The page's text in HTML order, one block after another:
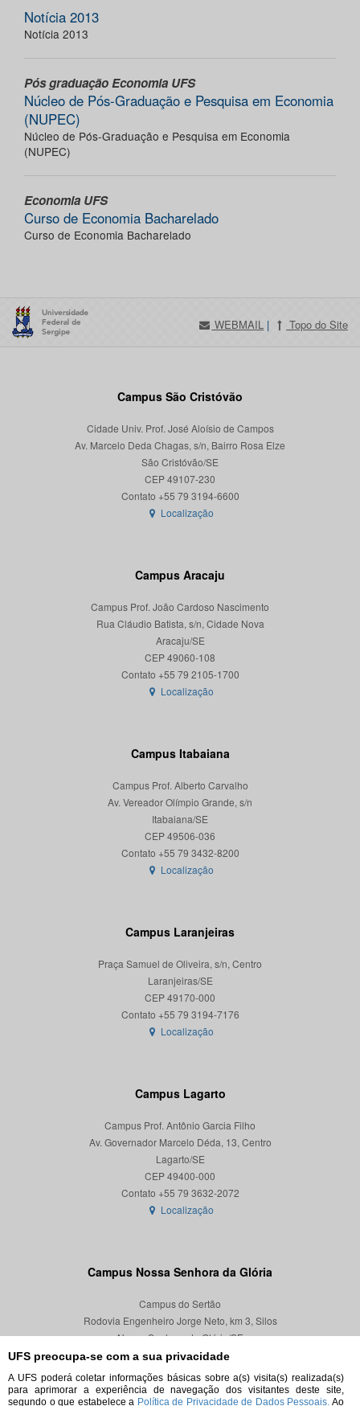
UFS preocupa-se com a sua privacidade
A UFS poderá coletar informações básicas sobre a(s) visita(s) realizada(s)
para aprimorar a experiência de navegação dos visitantes deste site,
segundo o que estabelece a Política de Privacidade de Dados Pessoais. Ao
Notícia 2013
Notícia 2013
Pós graduação Economia UFS
Núcleo de Pós-Graduação e Pesquisa em Economia
(NUPEC)
Núcleo de Pós-Graduação e Pesquisa em Economia
(NUPEC)
Economia UFS
Curso de Economia Bacharelado
Curso de Economia Bacharelado
WEBMAIL | Topo do Site
Campus São Cristóvão
Cidade Univ. Prof. José Aloísio de Campos
Av. Marcelo Deda Chagas, s/n, Bairro Rosa Elze
São Cristóvão/SE
CEP 49107-230
Localização
Campus Aracaju
Campus Prof. João Cardoso Nascimento
Rua Cláudio Batista, s/n, Cidade Nova
Aracaju/SE
CEP 49060-108
Localização
Campus Itabaiana
Campus Prof. Alberto Carvalho
Av. Vereador Olímpio Grande, s/n
Itabaiana/SE
CEP 49506-036
Localização
Campus Laranjeiras
Praça Samuel de Oliveira, s/n, Centro
Laranjeiras/SE
CEP 49170-000
Localização
Campus Lagarto
Campus Prof. Antônio Garcia Filho
Av. Governador Marcelo Déda, 13, Centro
Lagarto/SE
CEP 49400-000
Localização
Campus Nossa Senhora da Glória
Campus do Sertão
Rodovia Engenheiro Jorge Neto, km 3, Silos
Nossa Senhora da Glória/SE
CEP 49680-000
Localização